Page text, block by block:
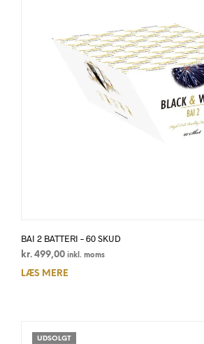
BAI 2 BATTERI – 60 SKUD
kr. 499,00 inkl. moms
LÆS MERE
UDSOLGT